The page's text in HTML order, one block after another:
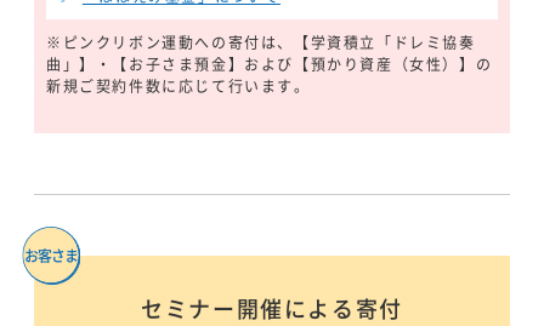
※ピンクリボン運動への寄付は、【学資積立「ドレミ協奏
曲」】・【お子さま預金】および【預かり資産（女性）】の
新規ご契約件数に応じて行います。
セミナー開催による寄付